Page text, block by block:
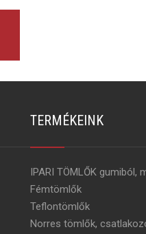
TERMÉKEINK
IPARI TÖMLŐK gumiból,
Fémtömlők
Teflontömlők
Norres tömlők,